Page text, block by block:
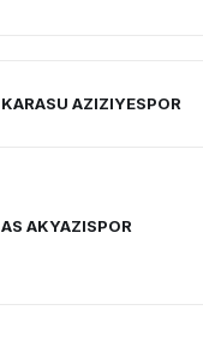
KARASU AZIZIYESPOR
AS AKYAZISPOR